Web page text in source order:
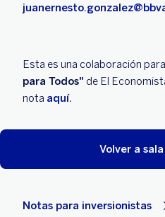
Esta es una colaboración
para Todos" de El
nota aquí.
Volver a
Notas para inversionistas